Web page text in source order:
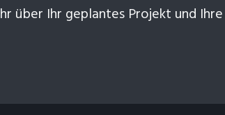
über Ihr geplantes Projekt und Ihre